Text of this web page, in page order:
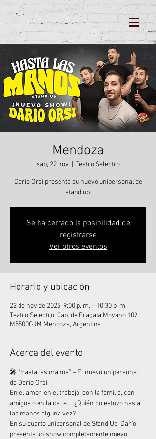
Mendoza
sáb, 22 nov Teatro Selectro
Dario Orsi presenta su nuevo unipersonal de
stand up.
Se ha cerrado la posibilidad de
registrarse
Ver otros eventos
Horario y ubicación
22 de nov de 2025, 9:00 p. m. – 10:30 p. m.
Teatro Selectro, Cap. de Fragata Moyano 102,
M5500GJM Mendoza, Argentina
Acerca del evento
🎤 “Hasta las manos” – El nuevo unipersonal
de Darío Orsi
En el amor, en el trabajo, con la familia, con
amigos o en la calle…  ¿Quién no estuvo hasta
las manos alguna vez?
En su cuarto unipersonal de Stand Up, Darío
presenta un show completamente nuevo,